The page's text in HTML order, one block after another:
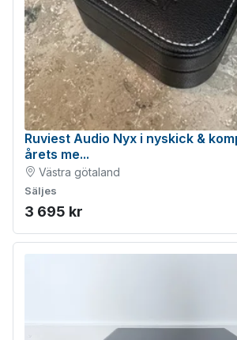
Ruviest Audio Nyx i nyskick &
årets me...
Västra götaland
Säljes
3 695 kr